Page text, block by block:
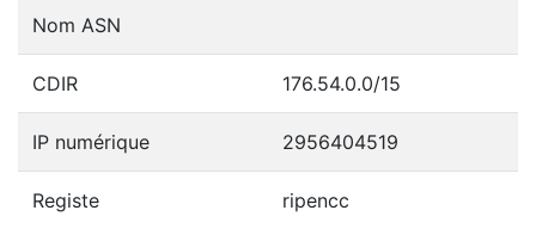
Nom ASN
CDIR 176.54.0.0/15
IP numérique 2956404519
Registe ripencc